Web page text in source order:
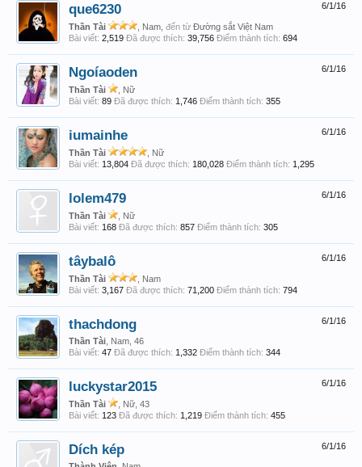
6/1/16
que6230
Thần Tài , Nam, đến từ Đường sắt Việt Nam
Bài viết: 2,519 Đã được thích: 39,756 Điểm thành tích: 694
6/1/16
Ngoíaoden
Thần Tài
, Nữ
Bài viết: 89 Đã được thích: 1,746 Điểm thành tích: 355
6/1/16
iumainhe
Thần Tài
, Nữ
Bài viết: 13,804 Đã được thích: 180,028 Điểm thành tích: 1,295
6/1/16
lolem479
Thần Tài
, Nữ
Bài viết: 168 Đã được thích: 857 Điểm thành tích: 305
6/1/16
tâybalô
Thần Tài
, Nam
Bài viết: 3,167 Đã được thích: 71,200 Điểm thành tích: 794
6/1/16
thachdong
Thần Tài , Nam, 46
Bài viết: 47 Đã được thích: 1,332 Điểm thành tích: 344
6/1/16
luckystar2015
Thần Tài
, Nữ, 43
Bài viết: 123 Đã được thích: 1,219 Điểm thành tích: 455
6/1/16
Dích kép